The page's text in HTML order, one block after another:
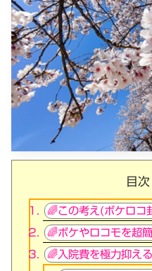
目次
🌈この考え(ボケロコ
🌈ボケやロコモを超
🌈入院費を極力抑え